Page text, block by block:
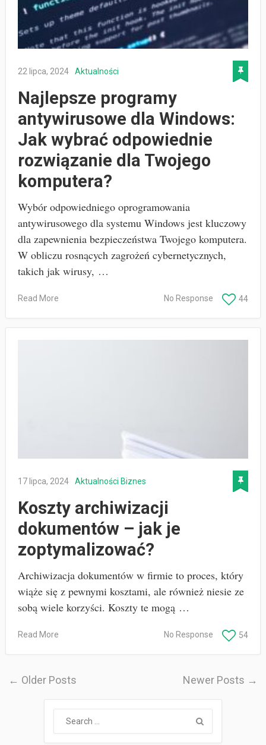
22 lipca, 2024 Aktualności
Najlepsze programy
antywirusowe dla Windows:
Jak wybrać odpowiednie
rozwiązanie dla Twojego
komputera?
Wybór odpowiedniego oprogramowania
antywirusowego dla systemu Windows jest kluczowy
dla zapewnienia bezpieczeństwa Twojego komputera.
W obliczu rosnących zagrożeń cybernetycznych,
takich jak wirusy, …
Read More 44
No Response
17 lipca, 2024 Aktualności Biznes
Koszty archiwizacji
dokumentów – jak je
zoptymalizować?
Archiwizacja dokumentów w firmie to proces, który
wiąże się z pewnymi kosztami, ale również niesie ze
sobą wiele korzyści. Koszty te mogą …
Read More 54
No Response
← Older Posts Newer Posts →